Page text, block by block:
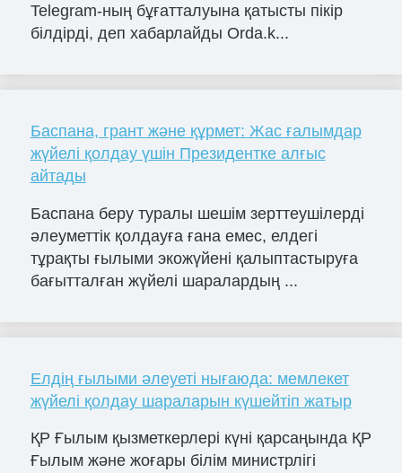
Telegram-ның бұғатталуына қатысты пікір
білдірді, деп хабарлайды Orda.k...
Баспана, грант және құрмет: Жас ғалымдар
жүйелі қолдау үшін Президентке алғыс
айтады
Баспана беру туралы шешім зерттеушілерді
әлеуметтік қолдауға ғана емес, елдегі
тұрақты ғылыми экожүйені қалыптастыруға
бағытталған жүйелі шаралардың ...
Елдің ғылыми әлеуеті нығаюда: мемлекет
жүйелі қолдау шараларын күшейтіп жатыр
ҚР Ғылым қызметкерлері күні қарсаңында ҚР
Ғылым және жоғары білім министрлігі